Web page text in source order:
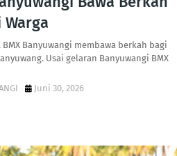
BMX Banyuwangi membawa berkah bagi
Usai gelaran Banyuwangi BMX
Juni 30, 2026